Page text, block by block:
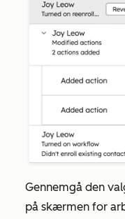
Gennemgå den
på skærmen for